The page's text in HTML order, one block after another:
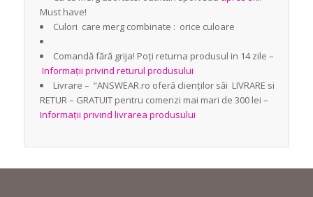
Must have!
Culori care merg combinate : orice culoare
Comandă fără grija! Poți returna produsul in 14 zile –
Informații privind returul produsului
Livrare – “ANSWEAR.ro oferă clienților săi LIVRARE si
RETUR – GRATUIT pentru comenzi mai mari de 300 lei –
Informații privind livrarea produsului